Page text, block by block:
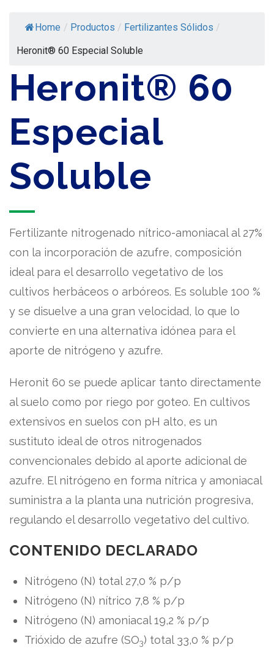
Home / Productos / Fertilizantes Sólidos /
Heronit® 60 Especial Soluble
Heronit® 60
Especial
Soluble
Fertilizante nitrogenado nítrico-amoniacal al 27%
con la incorporación de azufre, composición
ideal para el desarrollo vegetativo de los
cultivos herbáceos o arbóreos. Es soluble 100 %
y se disuelve a una gran velocidad, lo que lo
convierte en una alternativa idónea para el
aporte de nitrógeno y azufre.
Heronit 60 se puede aplicar tanto directamente
al suelo como por riego por goteo. En cultivos
extensivos en suelos con pH alto, es un
sustituto ideal de otros nitrogenados
convencionales debido al aporte adicional de
azufre. El nitrógeno en forma nítrica y amoniacal
suministra a la planta una nutrición progresiva,
regulando el desarrollo vegetativo del cultivo.
CONTENIDO DECLARADO
Nitrógeno (N) total 27,0 % p/p
Nitrógeno (N) nítrico 7,8 % p/p
Nitrógeno (N) amoniacal 19,2 % p/p
Trióxido de azufre (SO3) total 33,0 % p/p